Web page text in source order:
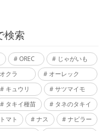
検索
OREC
じゃがいも
オクラ
オーレック
キュウリ
サツマイモ
タキイ種苗
タネのタキイ
トマト ナス
ナビラー